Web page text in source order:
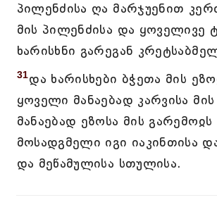
პილენძისა ღა მარჯუენით
მის პილენძისა და ყოველივე
ხარისხნი გარეგან
31და ხარისხები ბჭეთა მის
ყოველი მანაებად კარვისა
მანაებად ეზოსა მის გარემოჲს
მოსადგმელი იგი იაკინთისა
და მეწამულისა სთულისა.